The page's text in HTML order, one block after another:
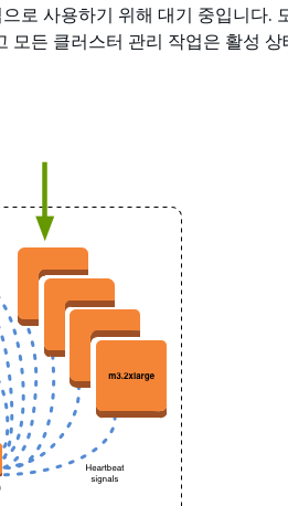
로 사용하기 위해 대기 중입니다.
모든 클러스터 관리 작업은 활성 상